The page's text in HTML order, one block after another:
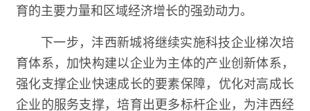
育的主要力量和区域经济增长的强劲动力。
下一步，沣西新城将继续实施科技企业梯次培
育体系，加快构建以企业为主体的产业创新体系，
强化支撑企业快速成长的要素保障，优化对高成长
企业的服务支撑，培育出更多标杆企业，为沣西经